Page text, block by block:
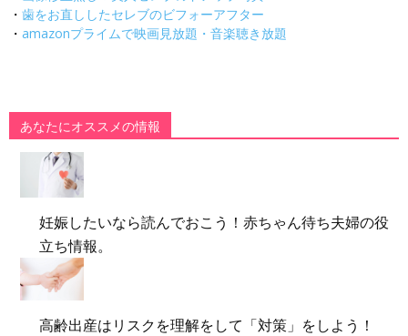
・ 歯をお直ししたセレブのビフォーアフター
・ amazonプライムで映画見放題・音楽聴き放題
あなたにオススメの情報
妊娠したいなら読んでおこう！赤ちゃん待ち夫婦の役
立ち情報。
高齢出産はリスクを理解をして「対策」をしよう！